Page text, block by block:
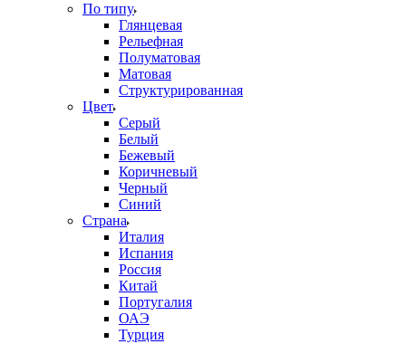
По типу
Глянцевая
Рельефная
Полуматовая
Матовая
Структурированная
Цвет
Серый
Белый
Бежевый
Коричневый
Черный
Синий
Страна
Италия
Испания
Россия
Китай
Португалия
ОАЭ
Турция